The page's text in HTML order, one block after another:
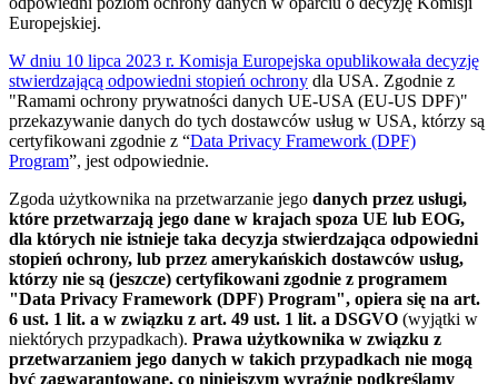
Europejskiej.
W dniu 10 lipca 2023 r. Komisja Europejska opublikowała decyzję
stwierdzającą odpowiedni stopień ochrony dla USA. Zgodnie z
"Ramami ochrony prywatności danych UE-USA (EU-US DPF)"
przekazywanie danych do tych dostawców usług w USA, którzy są
certyfikowani zgodnie z “Data Privacy Framework (DPF)
Program”, jest odpowiednie.
Zgoda użytkownika na przetwarzanie jego danych przez usługi,
które przetwarzają jego dane w krajach spoza UE lub EOG,
dla których nie istnieje taka decyzja stwierdzająca odpowiedni
stopień ochrony, lub przez amerykańskich dostawców usług,
którzy nie są (jeszcze) certyfikowani zgodnie z programem
"Data Privacy Framework (DPF) Program", opiera się na art.
6 ust. 1 lit. a w związku z art. 49 ust. 1 lit. a DSGVO (wyjątki w
niektórych przypadkach). Prawa użytkownika w związku z
przetwarzaniem jego danych w takich przypadkach nie mogą
być zagwarantowane, co niniejszym wyraźnie podkreślamy